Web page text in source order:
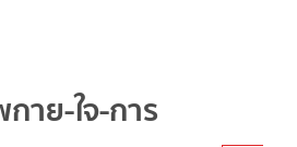
าย-ใจ-การ